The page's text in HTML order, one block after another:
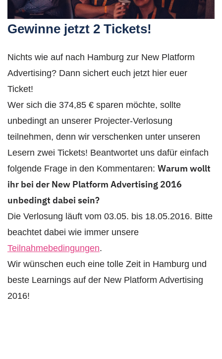
Gewinne jetzt 2 Tickets!
Nichts wie auf nach Hamburg zur New Platform
Advertising? Dann sichert euch jetzt hier euer
Ticket!
Wer sich die 374,85 € sparen möchte, sollte
unbedingt an unserer Projecter-Verlosung
teilnehmen, denn wir verschenken unter unseren
Lesern zwei Tickets! Beantwortet uns dafür einfach
folgende Frage in den Kommentaren: Warum wollt
ihr bei der New Platform Advertising 2016
unbedingt dabei sein?
Die Verlosung läuft vom 03.05. bis 18.05.2016. Bitte
beachtet dabei wie immer unsere
Teilnahmebedingungen.
Wir wünschen euch eine tolle Zeit in Hamburg und
beste Learnings auf der New Platform Advertising
2016!